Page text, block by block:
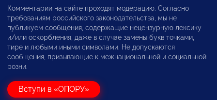
Комментарии на сайте проходят модерацию. Согласно
требованиям российского законодательства, мы не
публикуем сообщения, содержащие нецензурную лексику
и/или оскорбления, даже в случае замены букв точками,
тире и любыми иными символами. Не допускаются
сообщения, призывающие к межнациональной и социальной
розни.
Вступи в «ОПОРУ»